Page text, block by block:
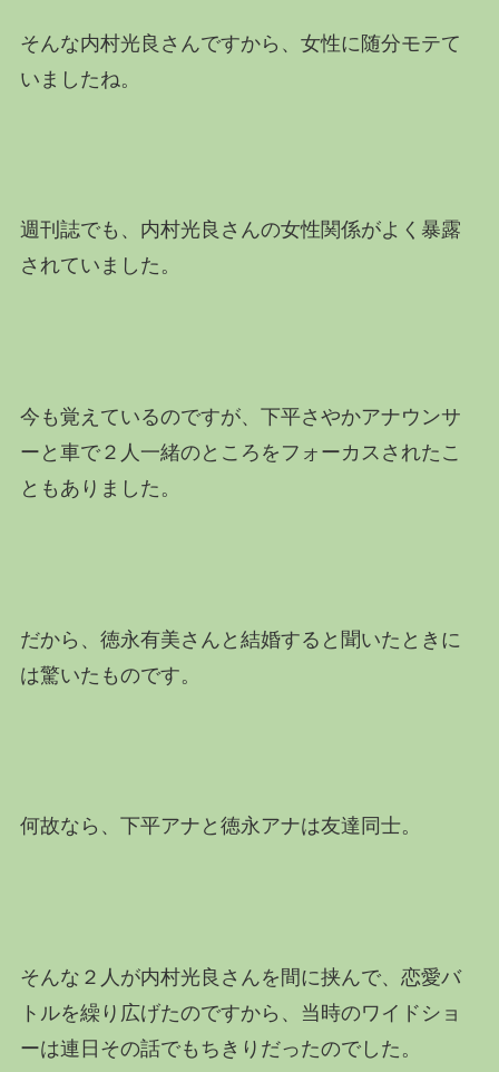
そんな内村光良さんですから、女性に随分モテて
いましたね。
週刊誌でも、内村光良さんの女性関係がよく暴露
されていました。
今も覚えているのですが、下平さやかアナウンサ
ーと車で２人一緒のところをフォーカスされたこ
ともありました。
だから、徳永有美さんと結婚すると聞いたときに
は驚いたものです。
何故なら、下平アナと徳永アナは友達同士。
そんな２人が内村光良さんを間に挟んで、恋愛バ
トルを繰り広げたのですから、当時のワイドショ
ーは連日その話でもちきりだったのでした。